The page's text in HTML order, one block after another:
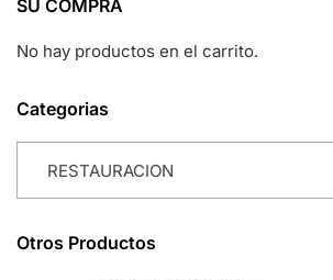
SU COMPRA
No hay productos en el carrito.
Categorias
RESTAURACION
Otros Productos